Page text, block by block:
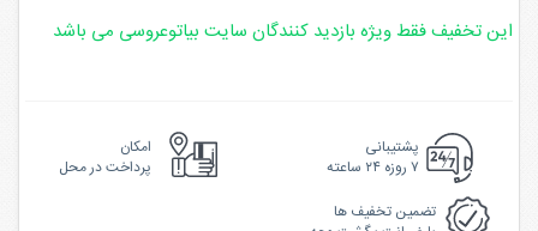
این تخفیف فقط ویژه بازدید کنندگان سایت بیاتوعروسی می باشد
پشتیبانی
۷ روزه ۲۴ ساعته
امکان
پرداخت در محل
تضمین تخفیف ها